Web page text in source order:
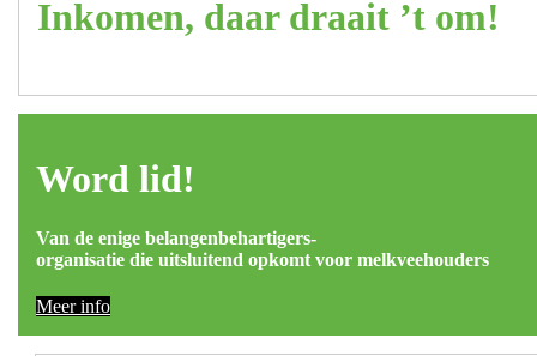
Inkomen, daar draait ’t om!
Word lid!
Van de enige belangenbehartigers-
organisatie die uitsluitend opkomt voor melkveehouders
Meer info